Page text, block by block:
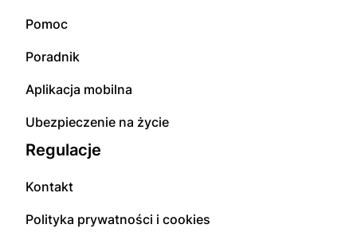
Pomoc
Poradnik
Aplikacja mobilna
Ubezpieczenie na życie
Regulacje
Kontakt
Polityka prywatności i cookies